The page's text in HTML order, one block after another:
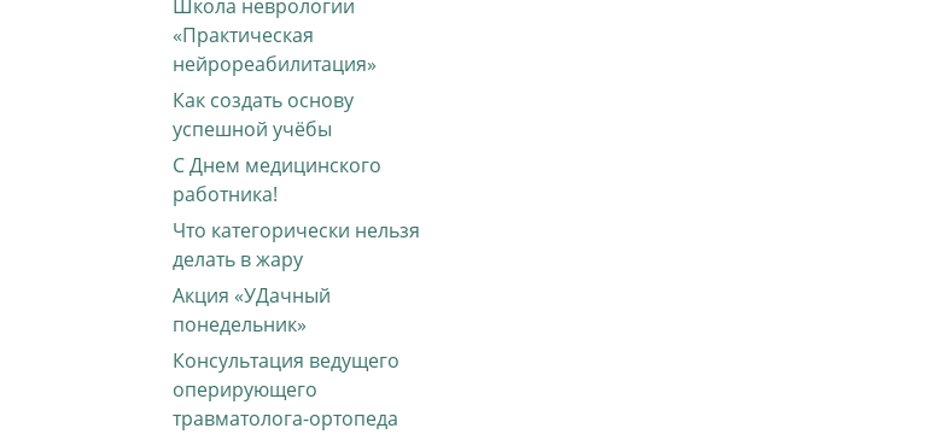
Школа неврологии
«Практическая
нейрореабилитация»
Как создать основу
успешной учёбы
С Днем медицинского
работника!
Что категорически нельзя
делать в жару
Акция «УДачный
понедельник»
Консультация ведущего
оперирующего
травматолога-ортопеда